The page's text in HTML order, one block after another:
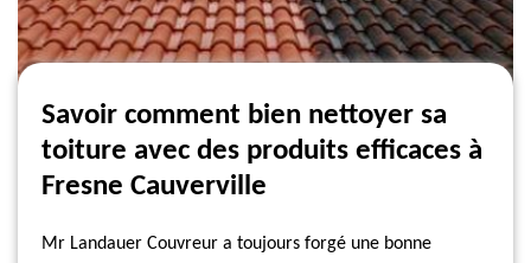
Savoir comment bien nettoyer sa
toiture avec des produits efficaces à
Fresne Cauverville
Mr Landauer Couvreur a toujours forgé une bonne